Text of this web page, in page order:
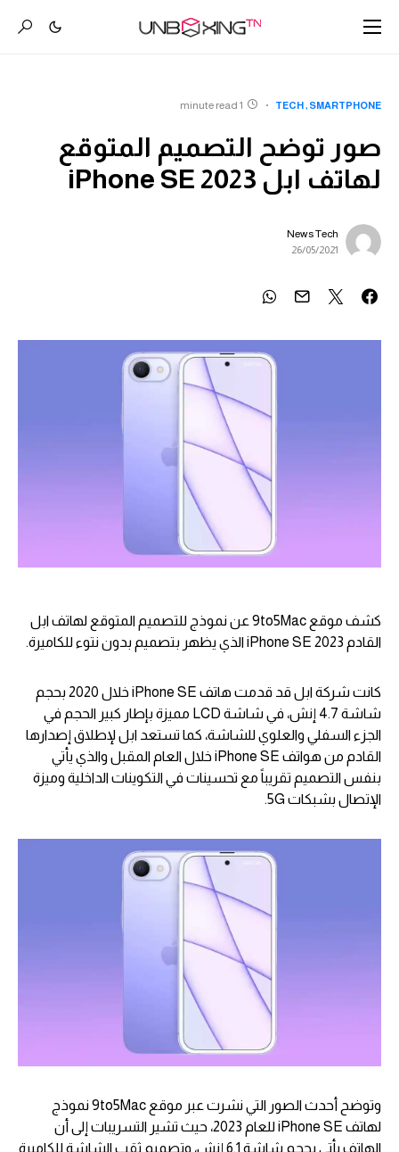
SMARTPHONE
TECH
1 minute read
صور توضح التصميم المتوقع
لهاتف ابل iPhone SE 2023
News Tech
26/05/2021
كشف موقع 9to5Mac عن نموذج للتصميم المتوقع لهاتف ابل
القادم iPhone SE 2023 الذي يظهر بتصميم بدون نتوء للكاميرة.
كانت شركة ابل قد قدمت هاتف iPhone SE خلال 2020 بحجم
شاشة 4.7 إنش، في شاشة LCD مميزة بإطار كبير الحجم في
الجزء السفلي والعلوي للشاشة، كما تستعد ابل لإطلاق إصدارها
القادم من هواتف iPhone SE خلال العام المقبل والذي يأتي
بنفس التصميم تقريباً مع تحسينات في التكوينات الداخلية وميزة
الإتصال بشبكات 5G.
وتوضح أحدث الصور التي نشرت عبر موقع 9to5Mac نموذج
لهاتف iPhone SE للعام 2023، حيث تشير التسريبات إلى أن
الهاتف يأتي بحجم شاشة 6.1 إنش، وتصميم ثقب الشاشة للكاميرة